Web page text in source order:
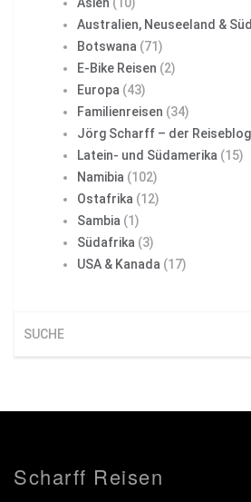
Australien, Neuseeland &
Botswana (71)
E-Bike Reisen (2)
Europa (43)
Familienreisen (34)
Jörg Scharff – der Reiseblog
Latein- und Südamerika (15)
Namibia (102)
Ostafrika (12)
Sambia (1)
Südafrika (3)
USA & Kanada (17)
Scharff Reisen